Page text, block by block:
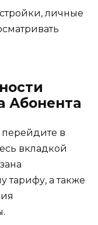
личные
Абонента
в
вкладкой
а также